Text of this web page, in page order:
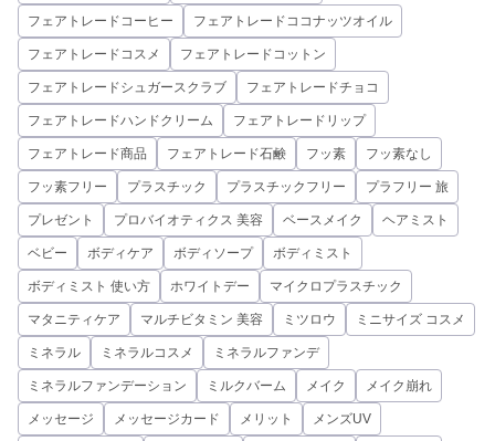
フェアトレードコーヒー フェアトレードココナッツオイル
フェアトレードコスメ フェアトレードコットン
フェアトレードシュガースクラブ フェアトレードチョコ
フェアトレードハンドクリーム フェアトレードリップ
フェアトレード商品 フェアトレード石鹸 フッ素 フッ素なし
フッ素フリー プラスチック プラスチックフリー プラフリー 旅
プレゼント プロバイオティクス 美容 ベースメイク ヘアミスト
ベビー ボディケア ボディソープ ボディミスト
ボディミスト 使い方 ホワイトデー マイクロプラスチック
マタニティケア マルチビタミン 美容 ミツロウ ミニサイズ コスメ
ミネラル ミネラルコスメ ミネラルファンデ
ミネラルファンデーション ミルクバーム メイク メイク崩れ
メッセージ メッセージカード メリット メンズUV